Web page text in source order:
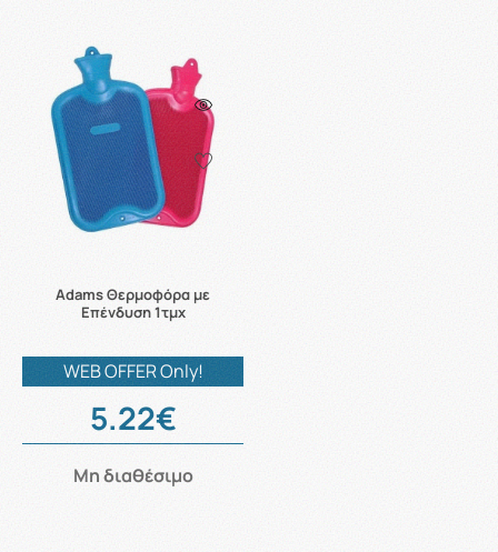
Adams Θερμοφόρα με
Επένδυση 1τμχ
WEB OFFER Only!
5.22€
Μη διαθέσιμο